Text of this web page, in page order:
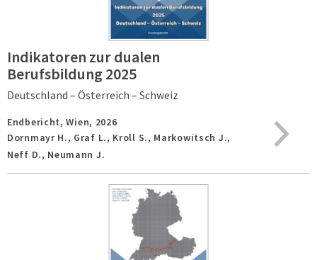
Indikatoren zur dualen
Berufsbildung 2025
Deutschland – Österreich – Schweiz
Endbericht,Wien, 2026
Dornmayr H., Graf L., Kroll S., Markowitsch J.,
Neff D., Neumann J.